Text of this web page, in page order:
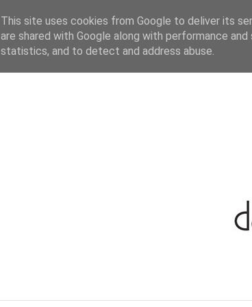
HOME KATEGORIEN ASIAN-GERMAN
This site uses cookies from Google to deliver its
are shared with Google along with performance
statistics, and to detect and address abuse.